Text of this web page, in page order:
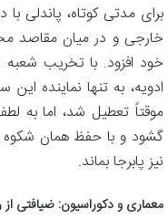
برای مدتی کوتاه، پاندلی
خارجی و در میان مقاصد
موقتاً تعطیل شد، اما به
گشود و با حفظ همان شکوه
نیز پابرجا بماند.
معماری و دکوراسیون: ضیافتی